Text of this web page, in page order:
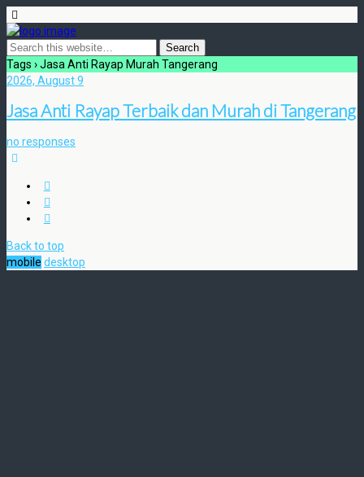
Tags › Jasa Anti Rayap Murah Tangerang
2026, August 9
Jasa Anti Rayap Terbaik dan Murah di Tangerang
no responses
Back to top
mobile desktop